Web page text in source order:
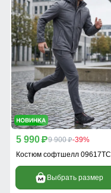
5 990 p9 900 p-39%
Костюм софтшелл 09617TC
Выбрать размер